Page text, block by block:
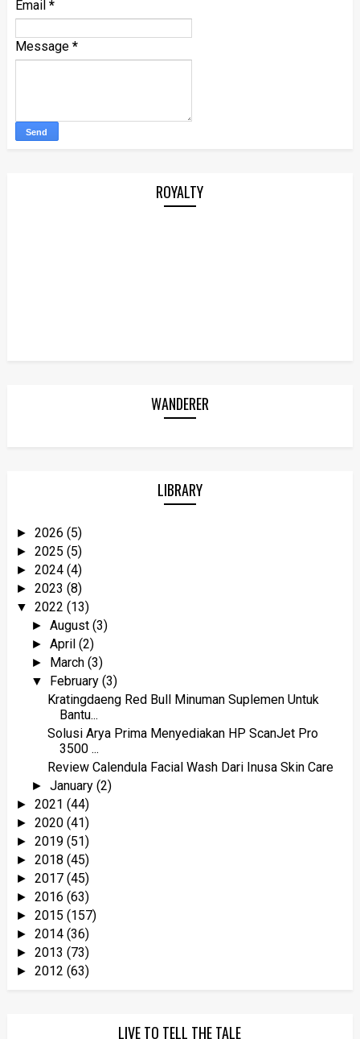
Email *
Message *
ROYALTY
WANDERER
LIBRARY
► 2026 (5)
► 2025 (5)
► 2024 (4)
► 2023 (8)
▼ 2022 (13)
►August(3)
►April(2)
► March(3)
▼ February(3)
Kratingdaeng Red Bull Minuman Suplemen Untuk
Bantu...
Solusi Arya Prima Menyediakan HP ScanJet Pro
3500 ...
Review Calendula Facial Wash Dari Inusa Skin Care
►January(2)
► 2021 (44)
► 2020 (41)
► 2019 (51)
► 2018 (45)
► 2017 (45)
► 2016 (63)
► 2015 (157)
► 2014 (36)
► 2013 (73)
► 2012 (63)
LIVE TO TELL THE TALE